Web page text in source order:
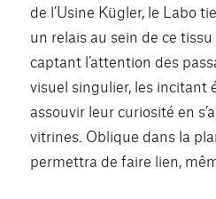
de l’Usine Kügler, le Labo
un relais au sein de ce
captant l’attention des
visuel singulier, les incitant
assouvir leur curiosité en
vitrines. Oblique dans la
permettra de faire lien,